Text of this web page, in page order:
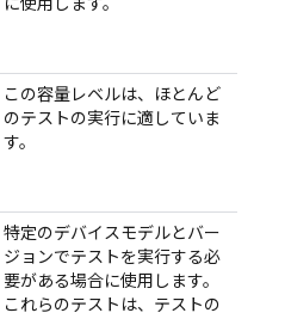
この容量レベルは、ほとんど
のテストの実行に適していま
す。
特定のデバイスモデルとバー
ジョンでテストを実行する必
要がある場合に使用します。
これらのテストは、テストの